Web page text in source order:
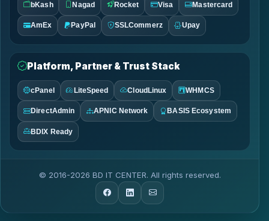
bKash Nagad Rocket Visa Mastercard
AmEx PayPal SSLCommerz Upay
Platform, Partner & Trust Stack
cPanel LiteSpeed CloudLinux WHMCS
DirectAdmin APNIC Network BASIS Ecosystem
BDIX Ready
© 2016-2026 BD IT CENTER. All rights reserved.